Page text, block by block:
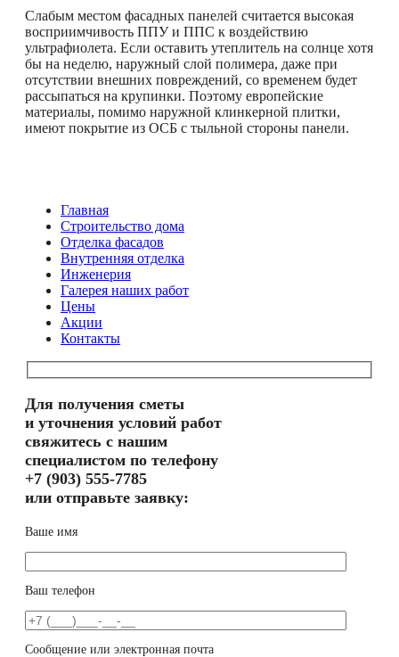
Слабым местом фасадных панелей считается высокая
восприимчивость ППУ и ППС к воздействию
ультрафиолета. Если оставить утеплитель на солнце хотя
бы на неделю, наружный слой полимера, даже при
отсутствии внешних повреждений, со временем будет
рассыпаться на крупинки. Поэтому европейские
материалы, помимо наружной клинкерной плитки,
имеют покрытие из ОСБ с тыльной стороны панели.
Главная
Строительство дома
Отделка фасадов
Внутренняя отделка
Инженерия
Галерея наших работ
Цены
Акции
Контакты
Для получения сметы
и уточнения условий работ
свяжитесь с нашим
специалистом по телефону
+7 (903) 555-7785
или отправьте заявку:
Ваше имя
Ваш телефон
Сообщение или электронная почта